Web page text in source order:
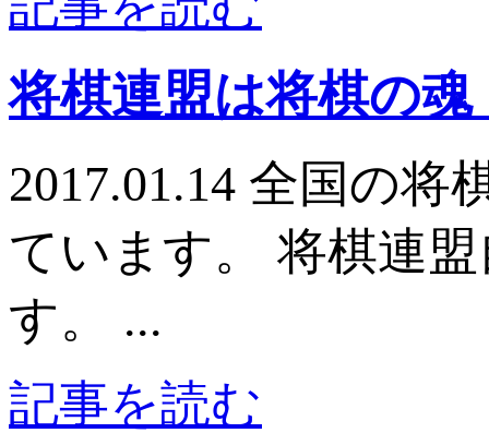
将棋連盟は将棋の
2017.01.14 全国の
ています。 将棋連
す。 ...
記事を読む